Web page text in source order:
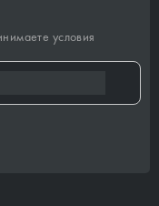
условия